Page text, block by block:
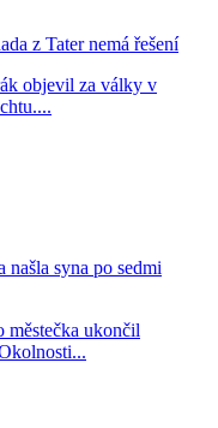
z Tater nemá řešení
objevil za války v
syna po sedmi
městečka ukončil